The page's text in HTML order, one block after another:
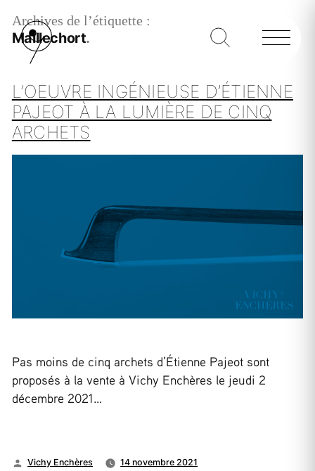
Archives de l’étiquette :
Maillechort
L’OEUVRE INGÉNIEUSE D’ÉTIENNE
PAJEOT À LA LUMIÈRE DE CINQ
ARCHETS
Pas moins de cinq archets d’Étienne Pajeot sont
proposés à la vente à Vichy Enchères le jeudi 2
décembre 2021…
Publié
Vichy Enchères
14 novembre 2021